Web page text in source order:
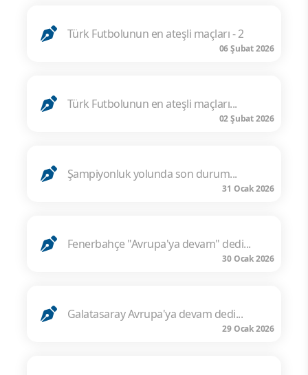
Türk Futbolunun en ateşli maçları - 2
06 Şubat 2026
Türk Futbolunun en ateşli maçları...
02 Şubat 2026
Şampiyonluk yolunda son durum...
31 Ocak 2026
Fenerbahçe "Avrupa'ya devam" dedi...
30 Ocak 2026
Galatasaray Avrupa'ya devam dedi...
29 Ocak 2026